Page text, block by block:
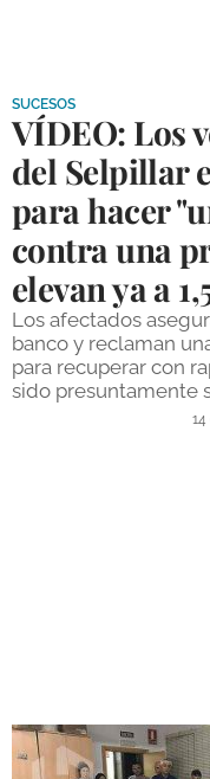
DEPORTES
COMPETICIONES
DEPORTE BASE
OPINIÓN
VENTANA
CÓRDOBA
SUCESOS
VÍDEO: Los
del Selpillar
para hacer
contra una
elevan ya a
Los afectados
banco y reclaman
para recuperar con
sido presuntamente